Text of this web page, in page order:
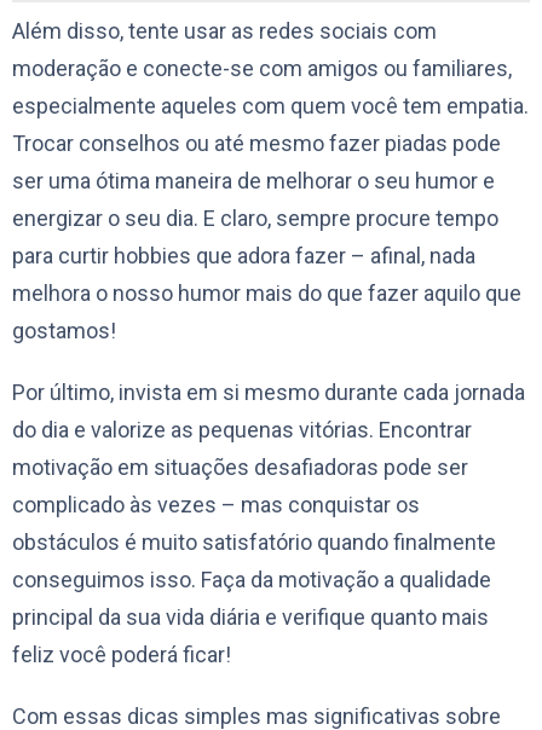
Além disso, tente usar as redes sociais com
moderação e conecte-se com amigos ou familiares,
especialmente aqueles com quem você tem empatia.
Trocar conselhos ou até mesmo fazer piadas pode
ser uma ótima maneira de melhorar o seu humor e
energizar o seu dia. E claro, sempre procure tempo
para curtir hobbies que adora fazer – afinal, nada
melhora o nosso humor mais do que fazer aquilo que
gostamos!
Por último, invista em si mesmo durante cada jornada
do dia e valorize as pequenas vitórias. Encontrar
motivação em situações desafiadoras pode ser
complicado às vezes – mas conquistar os
obstáculos é muito satisfatório quando finalmente
conseguimos isso. Faça da motivação a qualidade
principal da sua vida diária e verifique quanto mais
feliz você poderá ficar!
Com essas dicas simples mas significativas sobre